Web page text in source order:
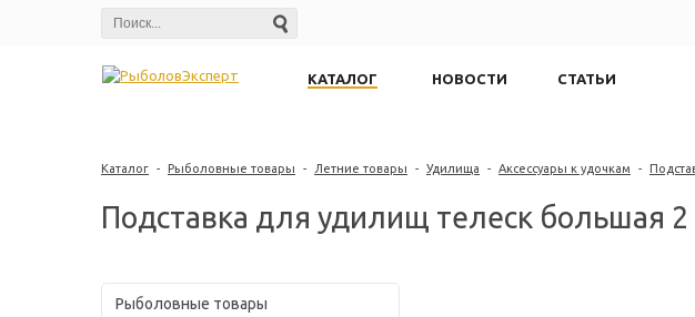
КАТАЛОГ НОВОСТИ СТАТЬИ
Каталог - Рыболовные товары - Летние товары - Удилища - Аксессуары к удочкам -
Подставка для удилищ телеск большая
Рыболовные товары